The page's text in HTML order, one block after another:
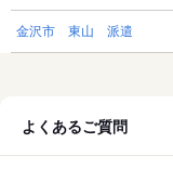
金沢市 東山 派遣
よくあるご質問